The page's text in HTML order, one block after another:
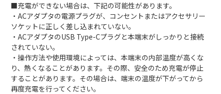
■充電ができない場合は、下記の可能性があります。
・ACアダプタの電源プラグが、コンセントまたはアクセサリー
ソケットに正しく差し込まれていない。
・ACアダプタのUSB Type-Cプラグと本端末がしっかりと接続
されていない。
・操作方法や使用環境によっては、本端末の内部温度が高くな
り、熱くなることがあります。その際、安全のため充電が停止
することがあります。その場合は、端末の温度が下がってから
再度充電を行ってください。